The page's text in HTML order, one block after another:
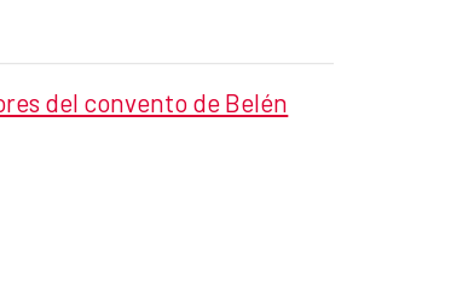
del convento de Belén